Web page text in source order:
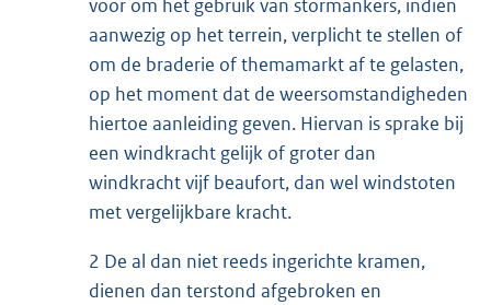
voor om het gebruik van stormankers, indien
aanwezig op het terrein, verplicht te stellen of
om de braderie of themamarkt af te gelasten,
op het moment dat de weersomstandigheden
hiertoe aanleiding geven. Hiervan is sprake bij
een windkracht gelijk of groter dan
windkracht vijf beaufort, dan wel windstoten
met vergelijkbare kracht.
2 De al dan niet reeds ingerichte kramen,
dienen dan terstond afgebroken en